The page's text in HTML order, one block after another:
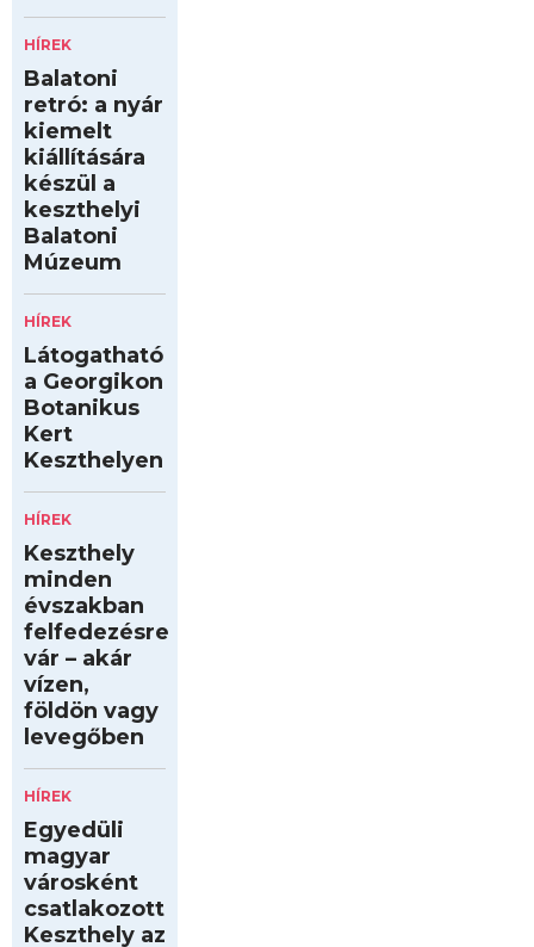
HÍREK
Balatoni
retró: a nyár
kiemelt
kiállítására
készül a
keszthelyi
Balatoni
Múzeum
HÍREK
Látogatható
a Georgikon
Botanikus
Kert
Keszthelyen
HÍREK
Keszthely
minden
évszakban
felfedezésre
vár – akár
vízen,
földön vagy
levegőben
HÍREK
Egyedüli
magyar
városként
csatlakozott
Keszthely az